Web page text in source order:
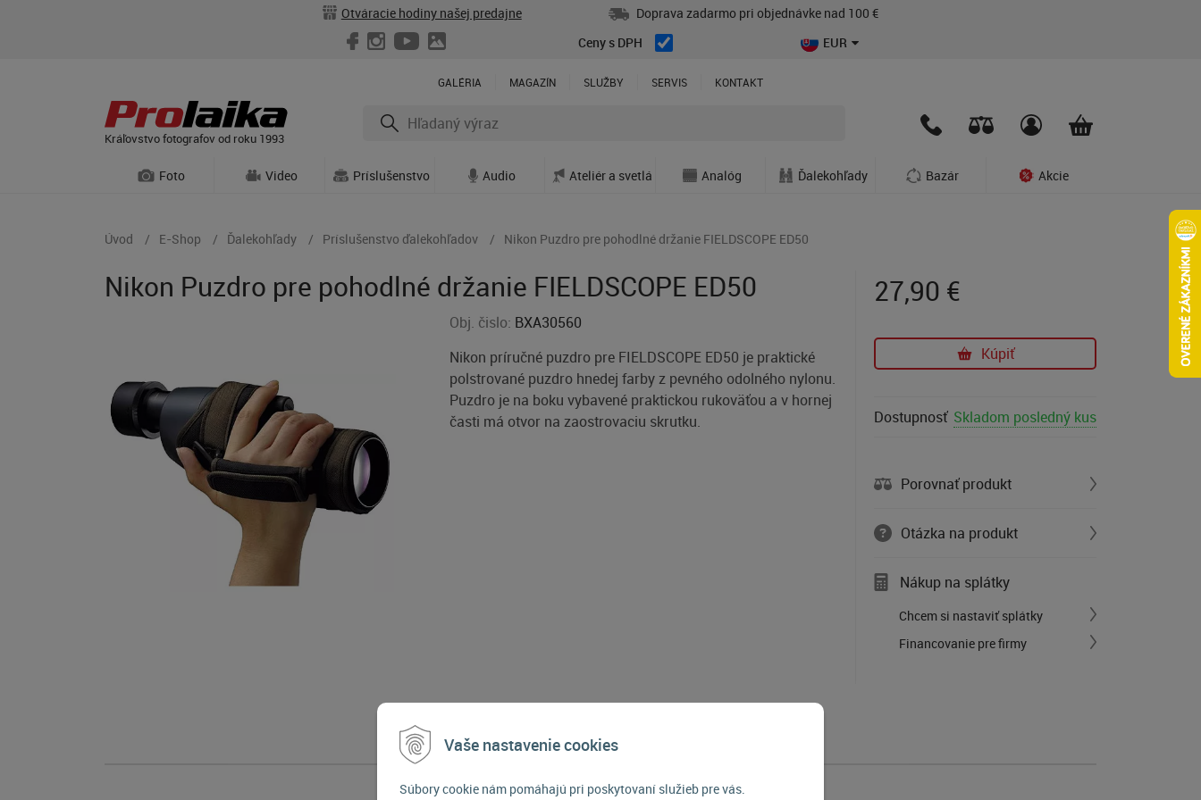
Vaše nastavenie cookies
Súbory cookie nám pomáhajú pri poskytovaní služieb pre vás.
Otváracie hodiny našej predajne
Doprava zadarmo pri objednávke nad 100 €
Ceny s DPH
EUR
GALÉRIA MAGAZÍN SLUŽBY SERVIS KONTAKT
Kráľovstvo fotografov od roku 1993
Foto Video Príslušenstvo Audio Ateliér a svetlá Analóg Ďalekohľady Bazár Akcie
Úvod E-Shop Ďalekohľady Príslušenstvo ďalekohľadov Nikon Puzdro pre pohodlné držanie FIELDSCOPE ED50
Nikon Puzdro pre pohodlné držanie FIELDSCOPE ED50
Obj. čislo: BXA30560
Nikon príručné puzdro pre FIELDSCOPE ED50 je praktické
polstrované puzdro hnedej farby z pevného odolného nylonu.
Puzdro je na boku vybavené praktickou rukoväťou a v hornej
časti má otvor na zaostrovaciu skrutku.
27,90 €
Kúpiť
Dostupnosť Skladom posledný kus
Porovnať produkt
Otázka na produkt
Nákup na splátky
Chcem si nastaviť splátky
Financovanie pre firmy
POPIS PRODUKTU